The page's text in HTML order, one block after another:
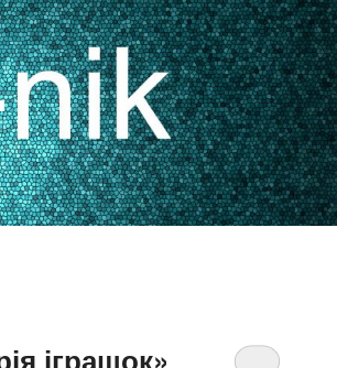
іграшок»